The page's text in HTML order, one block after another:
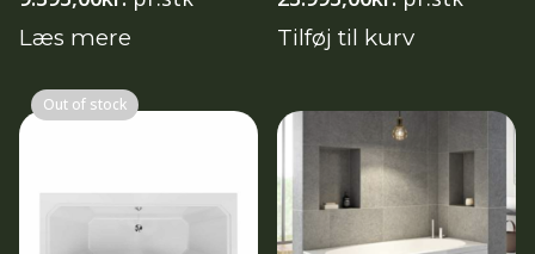
Læs mere Tilføj til kurv
Out of stock